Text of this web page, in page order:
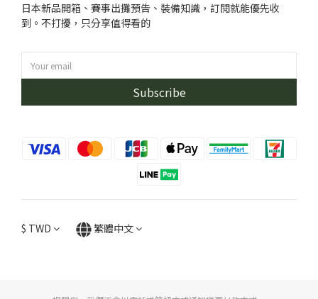
日本新品開箱、賽事出攤預告、裝備知識，訂閱就能優先收
到。不打擾，只分享值得看的
Subscribe
$ TWD 繁體中文